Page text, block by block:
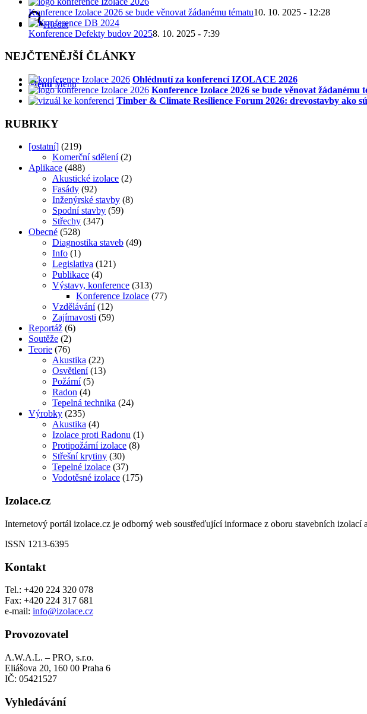
Hledat
Menu Menu
Konference Izolace 2026 se bude věnovat žádanému tématu10. 10. 2025 - 12:28
Konference Defekty budov 20258. 10. 2025 - 7:39
NEJČTENĚJŠÍ ČLÁNKY
Ohlédnutí za konferencí IZOLACE 2026
Konference Izolace 2026 se bude věnovat žádanému
Timber & Climate Resilience Forum 2026: drevostavby ako
RUBRIKY
[ostatní] (219)
Komerční sdělení (2)
Aplikace (488)
Akustické izolace (2)
Fasády (92)
Inženýrské stavby (8)
Spodní stavby (59)
Střechy (347)
Obecné (528)
Diagnostika staveb (49)
Info (1)
Legislativa (121)
Publikace (4)
Výstavy, konference (313)
Konference Izolace (77)
Vzdělávání (12)
Zajímavosti (59)
Reportáž (6)
Soutěže (2)
Teorie (76)
Akustika (22)
Osvětlení (13)
Požární (5)
Radon (4)
Tepelná technika (24)
Výrobky (235)
Akustika (4)
Izolace proti Radonu (1)
Protipožární izolace (8)
Střešní krytiny (30)
Tepelné izolace (37)
Vodotěsné izolace (175)
Izolace.cz
Internetový portál izolace.cz je odborný web soustřeďující informace z oboru stavebních izolací
ISSN 1213-6395
Kontakt
Tel.: +420 224 320 078
Fax: +420 224 317 681
e-mail: info@izolace.cz
Provozovatel
A.W.A.L. – PRO, s.r.o.
Eliášova 20, 160 00 Praha 6
IČ: 05421527
Vyhledávání